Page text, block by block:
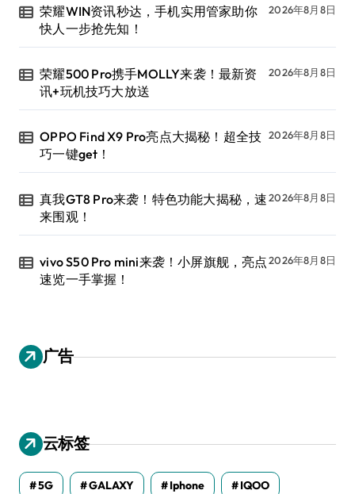
荣耀WIN资讯秒达，手机实用管家助你
快人一步抢先知！
2026年8月8日
荣耀500 Pro携手MOLLY来袭！最新资
讯+玩机技巧大放送
2026年8月8日
OPPO Find X9 Pro亮点大揭秘！超全技
巧一键get！
2026年8月8日
真我GT8 Pro来袭！特色功能大揭秘，速
来围观！
2026年8月8日
vivo S50 Pro mini来袭！小屏旗舰，亮点
速览一手掌握！
2026年8月8日
广告
云标签
5G GALAXY Iphone IQOO